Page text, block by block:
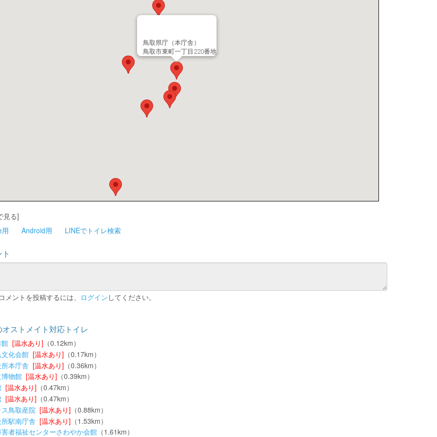
鳥取県庁（本庁舎）
鳥取市東町一丁目220番地
見る]
Android用 LINEでトイレ検索
メントを投稿するには、 ログイン してください。
ストメイト対応トイレ
[温水あり] （0.12km）
化会館 [温水あり] （0.17km）
本庁舎 [温水あり] （0.36km）
物館 [温水あり] （0.39km）
[温水あり] （0.47km）
[温水あり] （0.47km）
鳥取産院 [温水あり] （0.88km）
駅南庁舎 [温水あり] （1.53km）
者福祉センターさわやか会館（1.61km）